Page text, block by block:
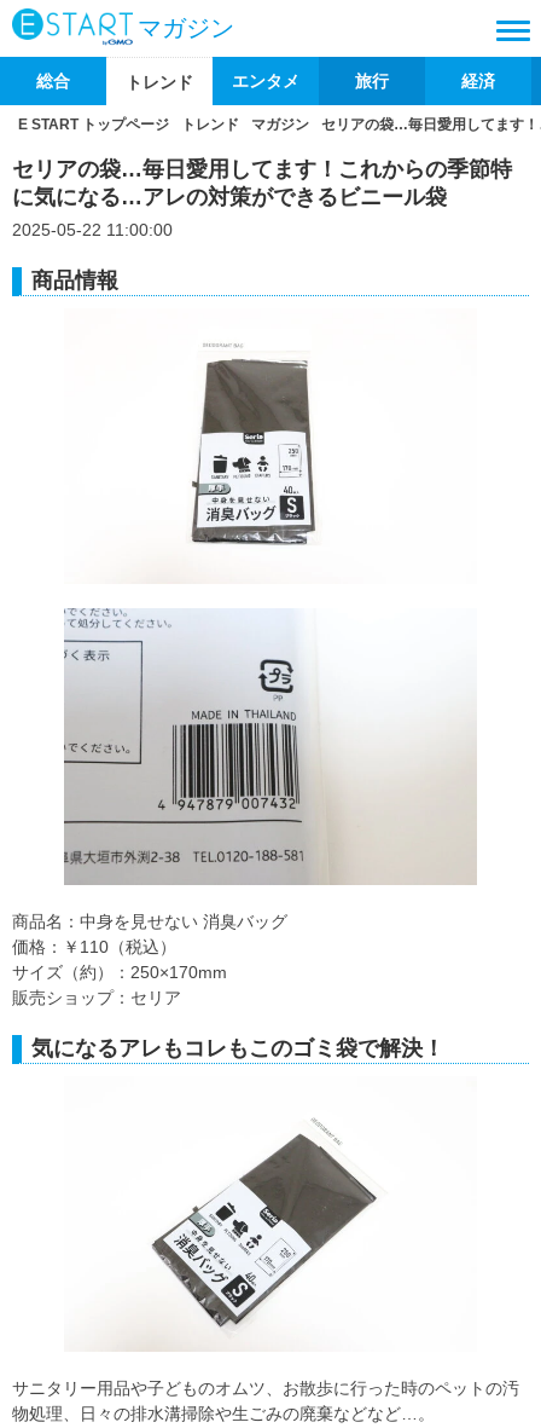
マガジン
総合 トレンド エンタメ 旅行 経済
E START トップページ トレンド マガジン セリアの袋…毎日愛用してます
セリアの袋…毎日愛用してます！これからの季節特
に気になる…アレの対策ができるビニール袋
2025-05-22 11:00:00
商品情報
商品名：中身を見せない 消臭バッグ
価格：￥110（税込）
サイズ（約）：250×170mm
販売ショップ：セリア
気になるアレもコレもこのゴミ袋で解決！
サニタリー用品や子どものオムツ、お散歩に行った時のペットの汚
物処理、日々の排水溝掃除や生ごみの廃棄などなど…。